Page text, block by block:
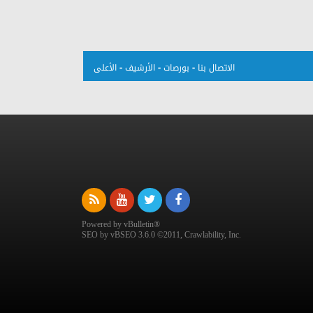
الاتصال بنا - بورصات-الأرشيف-الأعلى
Powered by vBulletin®
SEO by vBSEO 3.6.0 ©2011, Crawlability, Inc.